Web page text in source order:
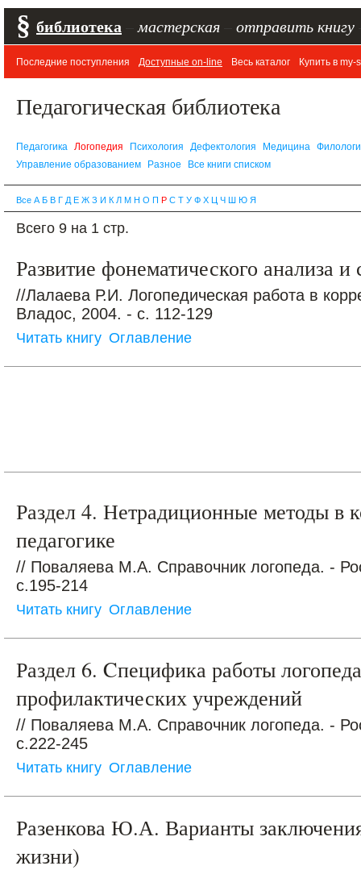
§ библиотека мастерская отправить книгу
Последние поступления Доступные on-line Весь каталог Купить в my-
Педагогическая библиотека
Педагогика Логопедия Психология Дефектология Медицина
Управление образованием
Разное Все книги списком
Все А Б В Г Д Е Ж З И К Л М Н О П Р С Т У Ф Х Ц Ч Ш Ю Я
Всего 9 на 1 стр.
Развитие фонематического анализа и
//Лалаева Р.И. Логопедическая работа в
Владос, 2004. - с. 112-129
Читать книгу Оглавление
Раздел 4. Нетрадиционные методы в
педагогике
// Поваляева М.А. Справочник логопеда. -
c.195-214
Читать книгу Оглавление
Раздел 6. Cпецифика работы
профилактических учреждений
// Поваляева М.А. Справочник логопеда. -
c.222-245
Читать книгу Оглавление
Разенкова Ю.А. Варианты
жизни)